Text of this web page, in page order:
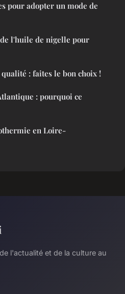
pour adopter un mode de
l'huile de nigelle pour
: faites le bon choix !
: pourquoi ce
en Loire-
l'actualité et de la culture au